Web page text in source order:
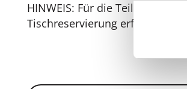
HINWEIS: Für die Teilnahme
Tischreservierung erforderlich.